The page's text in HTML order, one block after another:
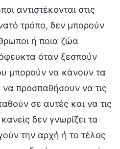
αντιστέκονται στις
τρόπο, δεν μπορούν
ή ποια ζώα
όταν ξεσπούν
μπορούν να κάνουν τα
να προσπαθήσουν να τις
σε αυτές και να τις
δεν γνωρίζει τα
την αρχή ή το τέλος